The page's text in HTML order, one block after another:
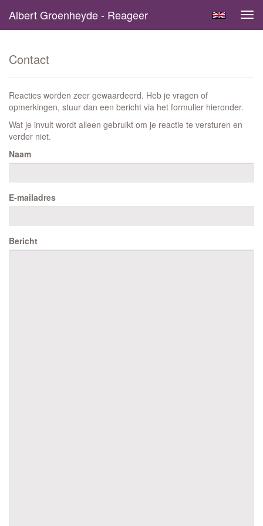
Albert Groenheyde - Reageer
Contact
Reacties worden zeer gewaardeerd. Heb je vragen of
opmerkingen, stuur dan een bericht via het formulier hieronder.
Wat je invult wordt alleen gebruikt om je reactie te versturen en
verder niet.
Naam
E-mailadres
Bericht